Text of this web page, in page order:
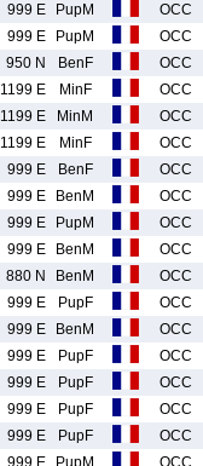
999 E PupM OCC
999 E PupM OCC
950 N BenF OCC
1199 E MinF OCC
1199 E MinM OCC
1199 E MinF OCC
999 E BenF OCC
999 E BenM OCC
999 E PupM OCC
999 E BenM OCC
880 N BenM OCC
999 E PupF OCC
999 E BenM OCC
999 E PupF OCC
999 E PupF OCC
999 E PupF OCC
999 E PupF OCC
999 E PupM OCC